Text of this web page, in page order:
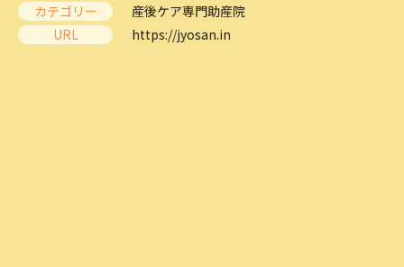
カテゴリー
産後ケア専門助産院
URL
https://jyosan.in